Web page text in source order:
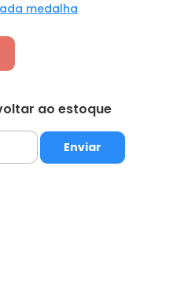
medalha
ao estoque